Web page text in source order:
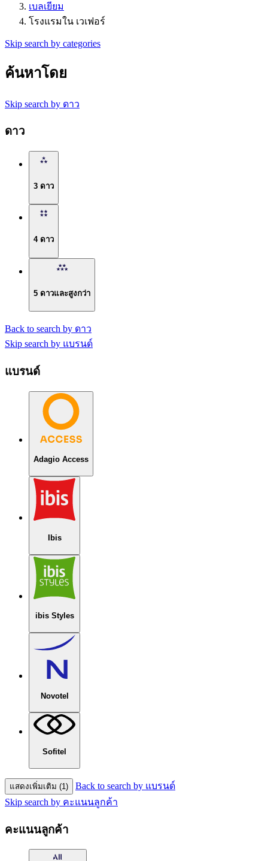
เบลเยียม
โรงแรมใน เวเฟอร์
Skip search by categories
ค้นหาโดย
Skip search by ดาว
ดาว
3 ดาว
4 ดาว
5 ดาวและสูงกว่า
Back to search by ดาว
Skip search by แบรนด์
แบรนด์
Adagio Access
Ibis
ibis Styles
Novotel
Sofitel
แสดงเพิ่มเติม (1)
Back to search by แบรนด์
Skip search by คะแนนลูกค้า
คะแนนลูกค้า